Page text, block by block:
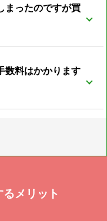
きます。
まったのですが買
に廃車した際の日
、名義人のお名前
からない場合廃車
数料はかかります
なります。
メリット